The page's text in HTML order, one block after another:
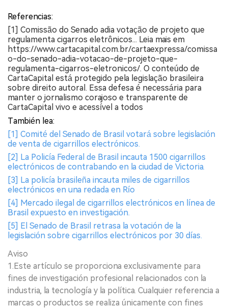
Referencias:
[1] Comissão do Senado adia votação de projeto que
regulamenta cigarros eletrônicos... Leia mais em
https://www.cartacapital.com.br/cartaexpressa/comissa
o-do-senado-adia-votacao-de-projeto-que-
regulamenta-cigarros-eletronicos/. O conteúdo de
CartaCapital está protegido pela legislação brasileira
sobre direito autoral. Essa defesa é necessária para
manter o jornalismo corajoso e transparente de
CartaCapital vivo e acessível a todos
También lea:
[1] Comité del Senado de Brasil votará sobre legislación
de venta de cigarrillos electrónicos.
[2] La Policía Federal de Brasil incauta 1500 cigarrillos
electrónicos de contrabando en la ciudad de Victoria.
[3] La policía brasileña incauta miles de cigarrillos
electrónicos en una redada en Río
[4] Mercado ilegal de cigarrillos electrónicos en línea de
Brasil expuesto en investigación.
[5] El Senado de Brasil retrasa la votación de la
legislación sobre cigarrillos electrónicos por 30 días.
Aviso
1.Este artículo se proporciona exclusivamente para
fines de investigación profesional relacionados con la
industria, la tecnología y la política. Cualquier referencia a
marcas o productos se realiza únicamente con fines